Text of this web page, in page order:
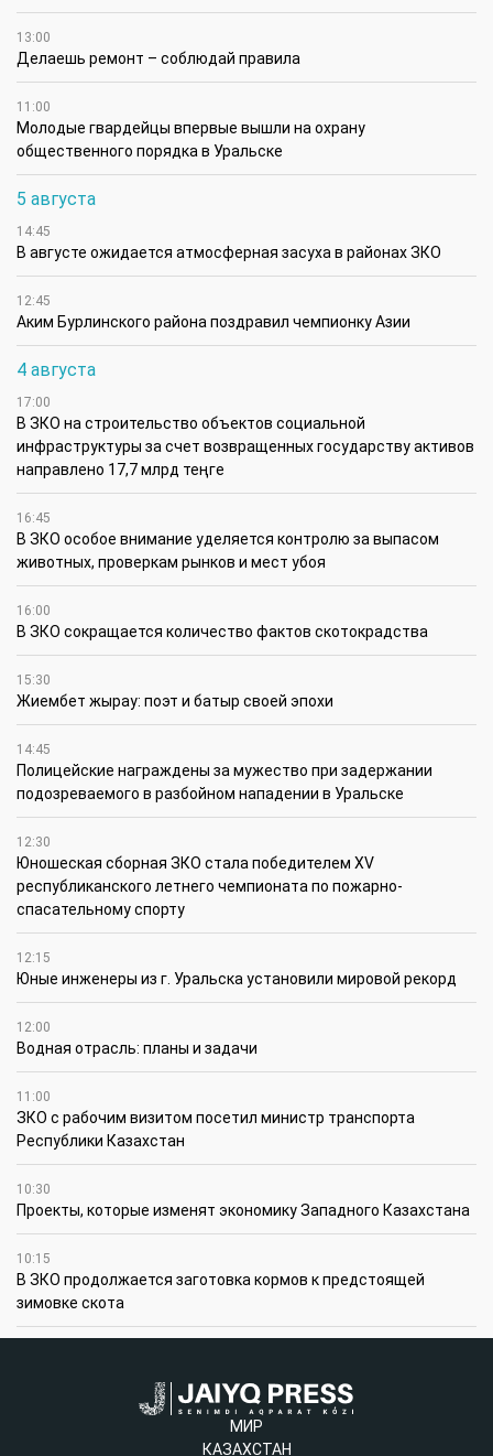
13:00
Делаешь ремонт – соблюдай правила
11:00
Молодые гвардейцы впервые вышли на охрану
общественного порядка в Уральске
5 августа
14:45
В августе ожидается атмосферная засуха в районах ЗКО
12:45
Аким Бурлинского района поздравил чемпионку Азии
4 августа
17:00
В ЗКО на строительство объектов социальной
инфраструктуры за счет возвращенных государству активов
направлено 17,7 млрд теңге
16:45
В ЗКО особое внимание уделяется контролю за выпасом
животных, проверкам рынков и мест убоя
16:00
В ЗКО сокращается количество фактов скотокрадства
15:30
Жиембет жырау: поэт и батыр своей эпохи
14:45
Полицейские награждены за мужество при задержании
подозреваемого в разбойном нападении в Уральске
12:30
Юношеская сборная ЗКО стала победителем XV
республиканского летнего чемпионата по пожарно-
спасательному спорту
12:15
Юные инженеры из г. Уральска установили мировой рекорд
12:00
Водная отрасль: планы и задачи
11:00
ЗКО с рабочим визитом посетил министр транспорта
Республики Казахстан
10:30
Проекты, которые изменят экономику Западного Казахстана
10:15
В ЗКО продолжается заготовка кормов к предстоящей
зимовке скота
МИР
КАЗАХСТАН